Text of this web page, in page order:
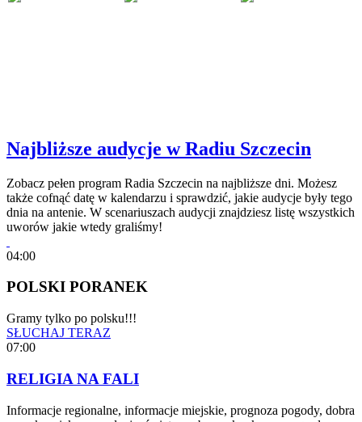
Najbliższe audycje w Radiu Szczecin
Zobacz pełen program Radia Szczecin na najbliższe dni. Możesz
także cofnąć datę w kalendarzu i sprawdzić, jakie audycje były tego
dnia na antenie. W scenariuszach audycji znajdziesz listę wszystkich
uworów jakie wtedy graliśmy!
04:00
POLSKI PORANEK
Gramy tylko po polsku!!!
SŁUCHAJ TERAZ
07:00
RELIGIA NA FALI
Informacje regionalne, informacje miejskie, prognoza pogody, dobra